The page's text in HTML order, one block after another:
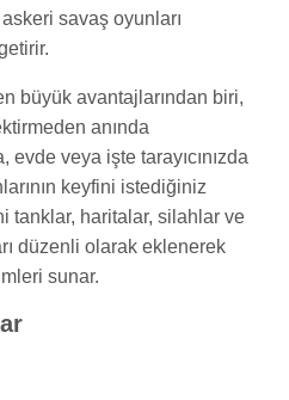
savaş oyunları
büyük avantajlarından biri,
anında
veya işte tarayıcınızda
keyfini istediğiniz
tanklar, haritalar, silahlar ve
düzenli olarak eklenerek
sunar.